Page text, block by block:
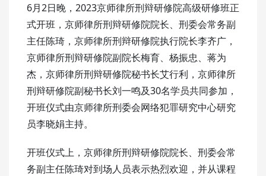
6月2日晚，2023京师律所刑辩研修院高级研修班正
式开班，京师律所刑辩研修院院长、刑委会常务副
主任陈琦，京师律所刑辩研修院执行院长李齐广，
京师律所刑辩研修院副院长梅育、杨振忠、蒋为
杰，京师律所刑辩研修院秘书长艾行利，京师律所
刑辩研修院副秘书长刘一鸣及30名学员共同参加，
开班仪式由京师律所刑委会网络犯罪研究中心研究
员李晓娟主持。
开班仪式上，京师律所刑辩研修院院长、刑委会常
务副主任陈琦对到场人员表示热烈欢迎，并从课程